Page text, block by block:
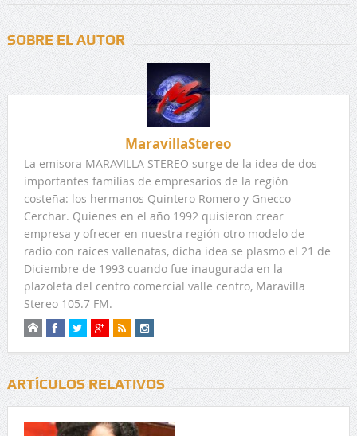
SOBRE EL AUTOR
MaravillaStereo
La emisora MARAVILLA STEREO surge de la idea de dos
importantes familias de empresarios de la región
costeña: los hermanos Quintero Romero y Gnecco
Cerchar. Quienes en el año 1992 quisieron crear
empresa y ofrecer en nuestra región otro modelo de
radio con raíces vallenatas, dicha idea se plasmo el 21 de
Diciembre de 1993 cuando fue inaugurada en la
plazoleta del centro comercial valle centro, Maravilla
Stereo 105.7 FM.
ARTÍCULOS RELATIVOS